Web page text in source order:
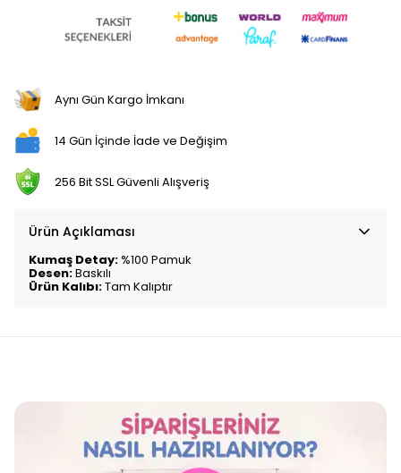
Aynı Gün Kargo İmkanı
14 Gün İçinde İade ve Değişim
256 Bit SSL Güvenli Alışveriş
Ürün Açıklaması
Kumaş Detay:%100 Pamuk
Desen:Baskılı
Ürün Kalıbı:Tam Kalıptır